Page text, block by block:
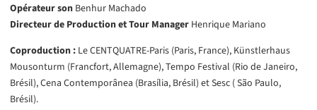
Opérateur son Benhur Machado
Directeur de Production et Tour Manager Henrique Mariano
Coproduction : Le CENTQUATRE-Paris (Paris, France), Künstlerhaus
Mousonturm (Francfort, Allemagne), Tempo Festival (Rio de Janeiro,
Brésil), Cena Contemporânea (Brasília, Brésil) et Sesc ( São Paulo,
Brésil).